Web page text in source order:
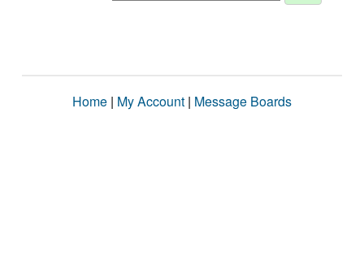
Home | My Account | Message Boards